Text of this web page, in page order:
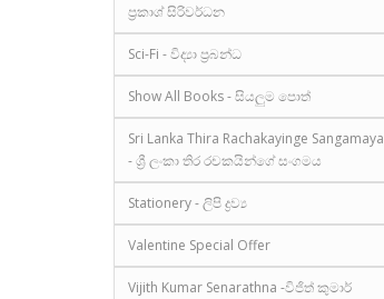
ප්‍රකාශ් සිරිවර්ධන
Sci-Fi - විද්‍යා ප්‍රබන්ධ
Show All Books - සියලුම පොත්
Sri Lanka Thira Rachakayinge Sangamaya
- ශ්‍රී ලංකා තිර රචකයින්ගේ සංගමය
Stationery - ලිපි ද්‍රව්‍ය
Valentine Special Offer
Vijith Kumar Senarathna -විජිත් කුමාර්